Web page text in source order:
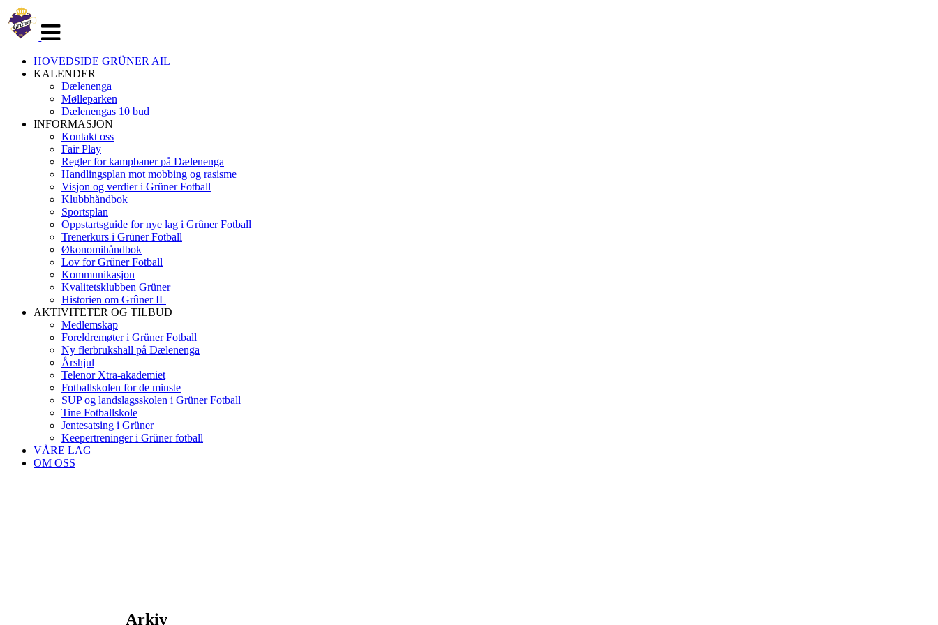
navigasjon
HOVEDSIDE GRÜNER AIL
KALENDER
Dælenenga
Mølleparken
Dælenengas 10 bud
INFORMASJON
Kontakt oss
Fair Play
Regler for kampbaner på Dælenenga
Handlingsplan mot mobbing og rasisme
Visjon og verdier i Grüner Fotball
Klubbhåndbok
Sportsplan
Oppstartsguide for nye lag i Grûner Fotball
Trenerkurs i Grüner Fotball
Økonomihåndbok
Lov for Grüner Fotball
Kommunikasjon
Kvalitetsklubben Grüner
Historien om Grûner IL
AKTIVITETER OG TILBUD
Medlemskap
Foreldremøter i Grüner Fotball
Ny flerbrukshall på Dælenenga
Årshjul
Telenor Xtra-akademiet
Fotballskolen for de minste
SUP og landslagsskolen i Grüner Fotball
Tine Fotballskole
Jentesatsing i Grüner
Keepertreninger i Grüner fotball
VÅRE LAG
OM OSS
Arkiv